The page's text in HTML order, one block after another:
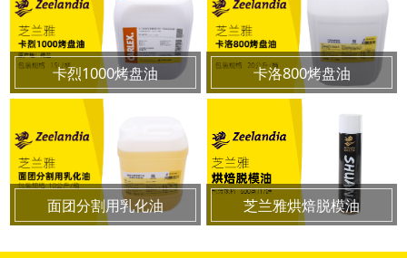
卡烈1000烤盘油 卡洛800烤盘油
面团分割用乳化油 芝兰雅烘焙脱模油